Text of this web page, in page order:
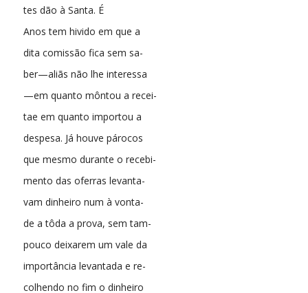
tes dão à Santa. É
Anos tem hivido em que a
dita comissão fica sem sa-
ber—aliãs não lhe interessa
—em quanto môntou a recei-
tae em quanto importou a
despesa. Já houve párocos
que mesmo durante o recebi-
mento das oferras levanta-
vam dinheiro num à vonta-
de a tôda a prova, sem tam-
pouco deixarem um vale da
importância levantada e re-
colhendo no fim o dinheiro